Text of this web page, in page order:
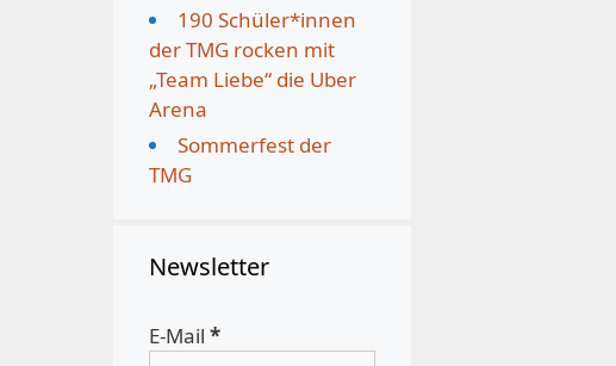
190 Schüler*innen
der TMG rocken mit
„Team Liebe“ die Uber
Arena
Sommerfest der
TMG
Newsletter
E-Mail *